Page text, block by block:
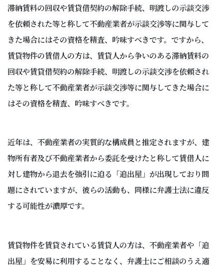
滞納賃料の回収や賃貸借契約の解除手続、明渡しの示談交渉
を依頼された等と称して不動産業者が示談交渉等に関与して
きた場合にはその資格を精査、吟味すべきです。ですから、
賃貸物件の賃借人の方は、賃貸人から争いのある滞納賃料の
回収や賃貸借契約の解除手続、明渡しの示談交渉を依頼され
た等と称して不動産業者が示談交渉等に関与してきた場合に
はその資格を精査、吟味すべきです。
近年は、不動産業者の実質的な構成員と推定されますが、建
物所有者及び不動産業者から委託を受けたと称して賃借人に
対し建物から退去を強引に迫る「追出屋」が出現しており問
題にされていますが、彼らの活動も、同様に弁護士法に違反
する可能性が濃厚です。
賃貸物件を賃貸されている賃貸人の方は、不動産業者や「追
出屋」を安易に利用することなく、弁護士にご相談のうえ適